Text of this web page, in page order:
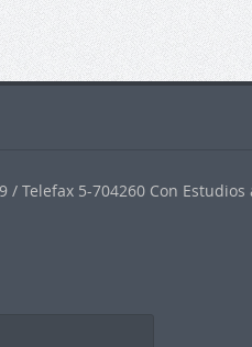
Telefax 5-704260 Con Estudios